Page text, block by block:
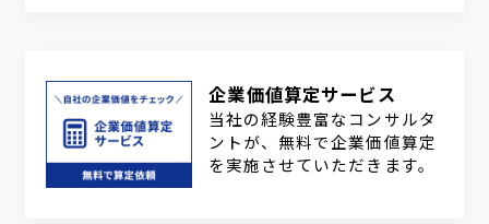
企業価値算定サービス
当社の経験豊富なコンサルタ
ントが、無料で企業価値算定
を実施させていただきます。